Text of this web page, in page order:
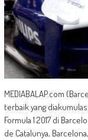
MEDIABALAP.com
terbaik yang
Formula 1 2017 di
de Catalunya,